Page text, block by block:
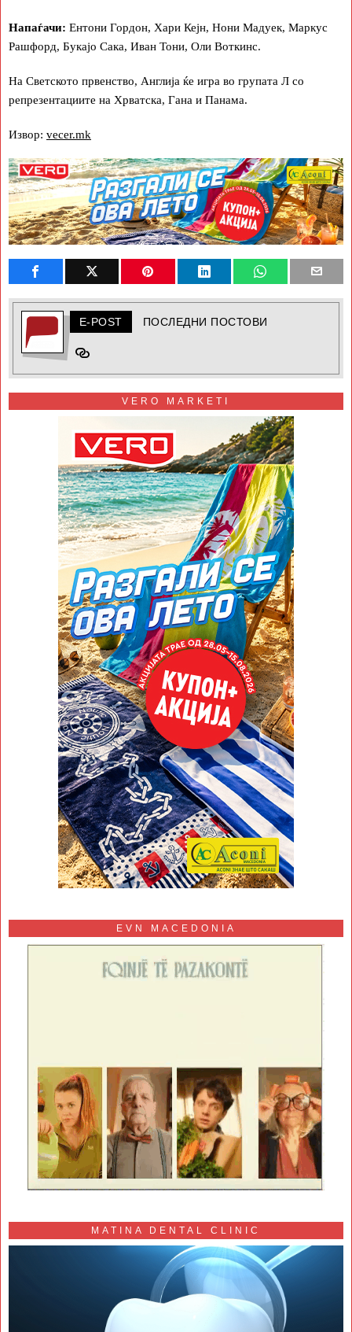
Напаѓачи: Ентони Гордон, Хари Кејн, Нони Мадуек, Маркус
Рашфорд, Букајо Сака, Иван Тони, Оли Воткинс.
На Светското првенство, Англија ќе игра во групата Л со
репрезентациите на Хрватска, Гана и Панама.
Извор: vecer.mk
E-POST ПОСЛЕДНИ ПОСТОВИ
VERO MARKETI
EVN MACEDONIA
MATINA DENTAL CLINIC